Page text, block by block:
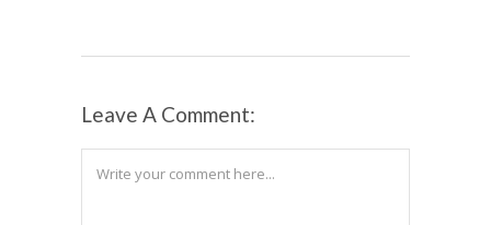
Leave A Comment: